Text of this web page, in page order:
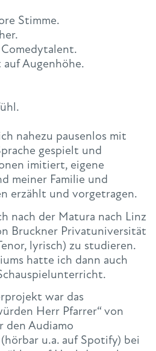
Stimme.
Augenhöhe.
nahezu pausenlos mit
gespielt und
imitiert, eigene
meiner Familie und
erzählt und vorgetragen.
nach der Matura nach Linz
Bruckner Privatuniversität
lyrisch) zu studieren.
hatte ich dann auch
war das
Herr Pfarrer“ von
den Audiamo
u.a. auf Spotify) bei